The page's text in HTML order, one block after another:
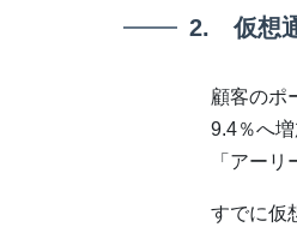
2. 仮想
顧客のポ
9.4％へ
「アー
すでに仮